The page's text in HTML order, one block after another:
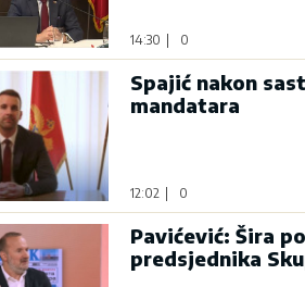
14:30 0
Spajić nakon
mandatara
12:02 0
Pavićević: Šira
predsjednika